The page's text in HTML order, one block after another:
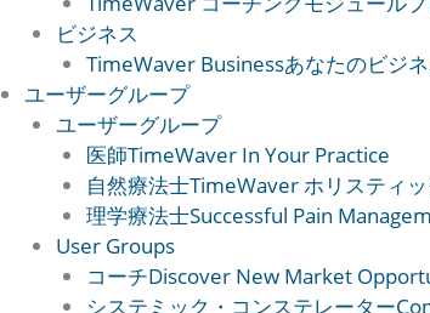
ビジネス
TimeWaver Businessあなたのビジ
ユーザーグループ
ユーザーグループ
医師TimeWaver In Your Practice
自然療法士TimeWaver ホリスティ
理学療法士Successful Pain
User Groups
コーチDiscover New Market
システミック・コンステレーター